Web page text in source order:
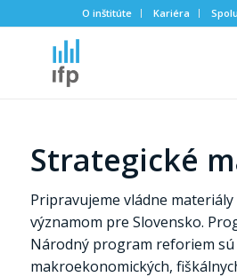
O inštitúte Kariéra
Strategické
Pripravujeme vládne
významom pre Slovensko.
Národný program reforiem
makroekonomických,